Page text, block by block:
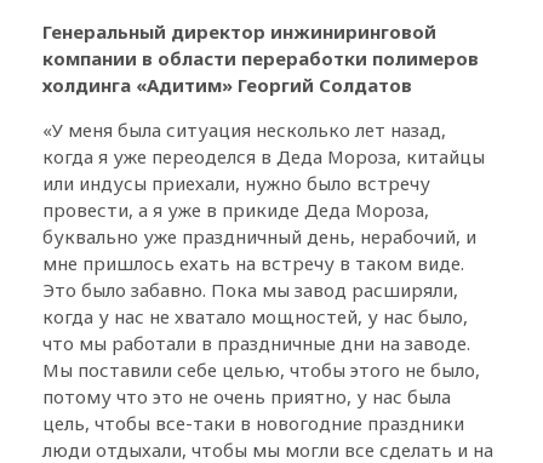
Генеральный директор инжиниринговой
компании в области переработки полимеров
холдинга «Адитим» Георгий Солдатов
«У меня была ситуация несколько лет назад,
когда я уже переоделся в Деда Мороза, китайцы
или индусы приехали, нужно было встречу
провести, а я уже в прикиде Деда Мороза,
буквально уже праздничный день, нерабочий, и
мне пришлось ехать на встречу в таком виде.
Это было забавно. Пока мы завод расширяли,
когда у нас не хватало мощностей, у нас было,
что мы работали в праздничные дни на заводе.
Мы поставили себе целью, чтобы этого не было,
потому что это не очень приятно, у нас была
цель, чтобы все-таки в новогодние праздники
люди отдыхали, чтобы мы могли все сделать и на